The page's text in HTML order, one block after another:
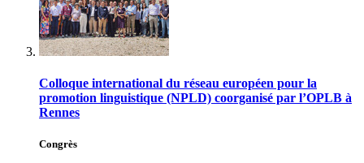
Colloque international du réseau européen pour la
promotion linguistique (NPLD) coorganisé par l’OPLB à
Rennes
Congrès